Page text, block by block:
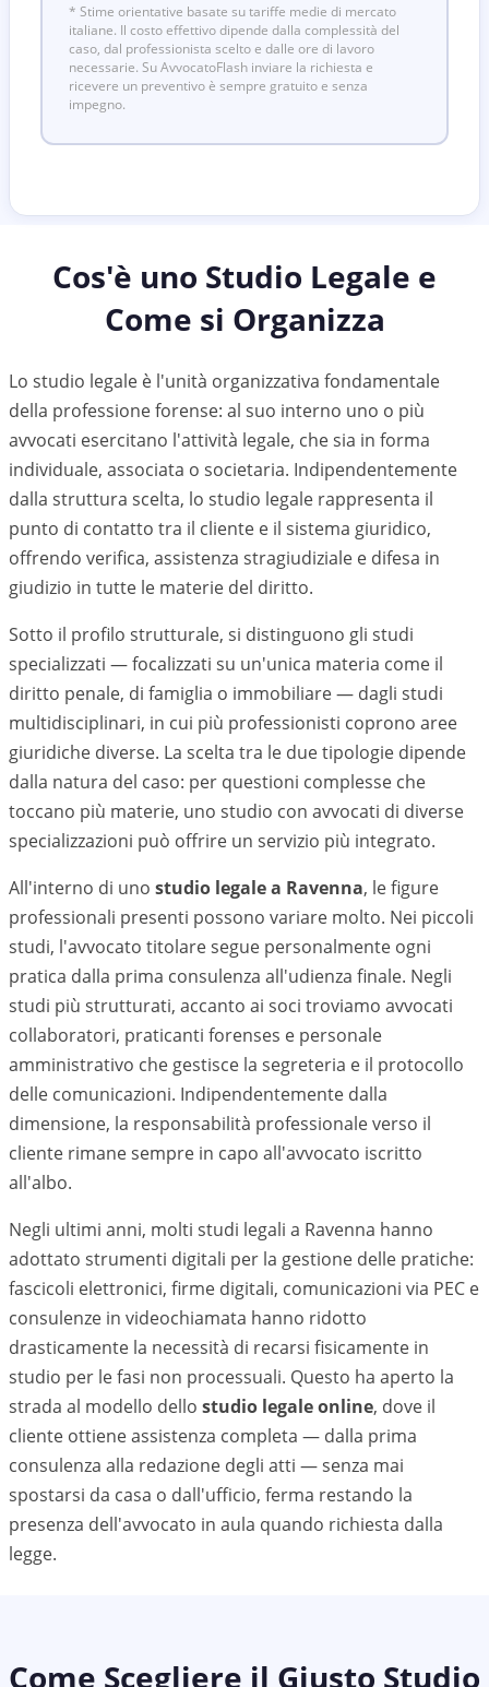
* Stime orientative basate su tariffe medie di mercato
italiane. Il costo effettivo dipende dalla complessità del
caso, dal professionista scelto e dalle ore di lavoro
necessarie. Su AvvocatoFlash inviare la richiesta e
ricevere un preventivo è sempre gratuito e senza
impegno.
Cos'è uno Studio Legale e
Come si Organizza
Lo studio legale è l'unità organizzativa fondamentale
della professione forense: al suo interno uno o più
avvocati esercitano l'attività legale, che sia in forma
individuale, associata o societaria. Indipendentemente
dalla struttura scelta, lo studio legale rappresenta il
punto di contatto tra il cliente e il sistema giuridico,
offrendo verifica, assistenza stragiudiziale e difesa in
giudizio in tutte le materie del diritto.
Sotto il profilo strutturale, si distinguono gli studi
specializzati — focalizzati su un'unica materia come il
diritto penale, di famiglia o immobiliare — dagli studi
multidisciplinari, in cui più professionisti coprono aree
giuridiche diverse. La scelta tra le due tipologie dipende
dalla natura del caso: per questioni complesse che
toccano più materie, uno studio con avvocati di diverse
specializzazioni può offrire un servizio più integrato.
All'interno di uno studio legale a Ravenna, le figure
professionali presenti possono variare molto. Nei piccoli
studi, l'avvocato titolare segue personalmente ogni
pratica dalla prima consulenza all'udienza finale. Negli
studi più strutturati, accanto ai soci troviamo avvocati
collaboratori, praticanti forenses e personale
amministrativo che gestisce la segreteria e il protocollo
delle comunicazioni. Indipendentemente dalla
dimensione, la responsabilità professionale verso il
cliente rimane sempre in capo all'avvocato iscritto
all'albo.
Negli ultimi anni, molti studi legali a Ravenna hanno
adottato strumenti digitali per la gestione delle pratiche:
fascicoli elettronici, firme digitali, comunicazioni via PEC e
consulenze in videochiamata hanno ridotto
drasticamente la necessità di recarsi fisicamente in
studio per le fasi non processuali. Questo ha aperto la
strada al modello dello studio legale online, dove il
cliente ottiene assistenza completa — dalla prima
consulenza alla redazione degli atti — senza mai
spostarsi da casa o dall'ufficio, ferma restando la
presenza dell'avvocato in aula quando richiesta dalla
legge.
Come Scegliere il Giusto Studio